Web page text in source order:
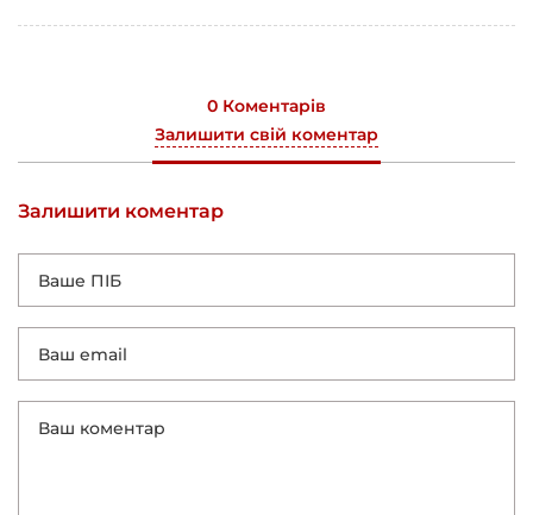
0 Коментарів
Залишити свій коментар
Залишити коментар